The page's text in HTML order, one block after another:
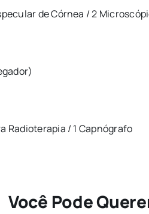
de Córnea / 2
Radioterapia / 1 Capnógrafo
Você Pode